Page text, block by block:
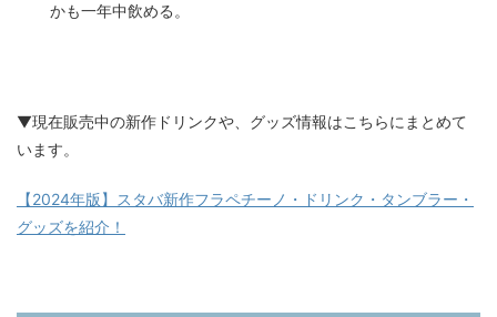
かも一年中飲める。
▼現在販売中の新作ドリンクや、グッズ情報はこちらにまとめて
います。
【2024年版】スタバ新作フラペチーノ・ドリンク・タンブラー・
グッズを紹介！